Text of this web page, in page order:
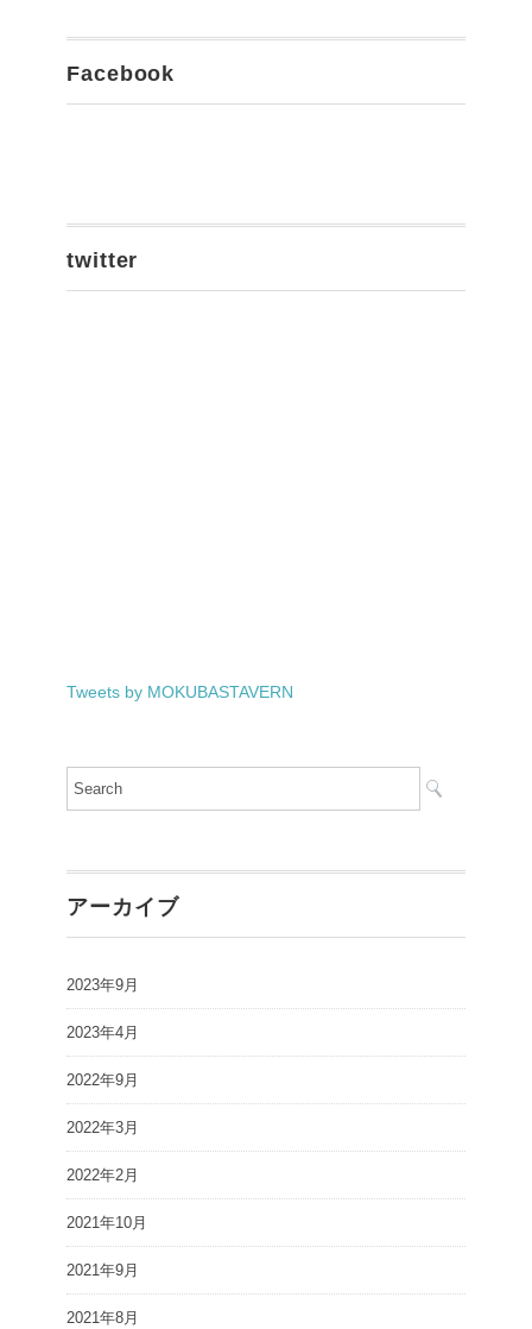
Facebook
twitter
Tweets by MOKUBASTAVERN
アーカイブ
2023年9月
2023年4月
2022年9月
2022年3月
2022年2月
2021年10月
2021年9月
2021年8月